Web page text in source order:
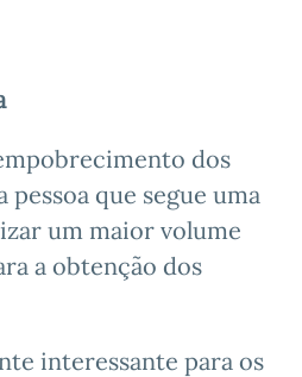
dos
pessoa que segue uma
um maior volume
a obtenção dos
interessante para os